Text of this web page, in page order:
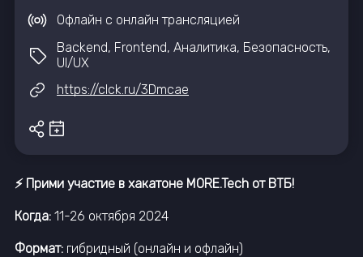
Офлайн с онлайн трансляцией
Backend, Frontend, Аналитика, Безопасность,
UI/UX
https://clck.ru/3Dmcae
⚡️ Прими участие в хакатоне MORE.Tech от ВТБ!
Когда: 11-26 октября 2024
Формат: гибридный (онлайн и офлайн)